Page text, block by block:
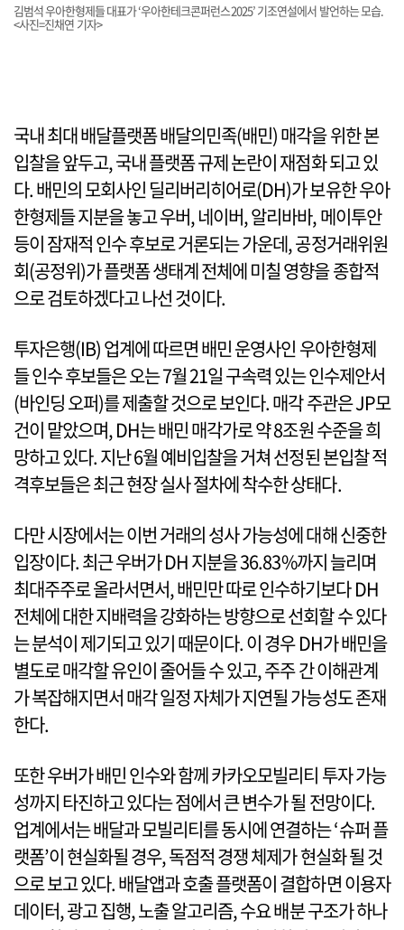
김범석 우아한형제들 대표가 ‘우아한테크콘퍼런스2025’ 기조연설에서 발언하는 모습.
<사진=진채연 기자>
국내 최대 배달플랫폼 배달의민족(배민) 매각을 위한 본
입찰을 앞두고, 국내 플랫폼 규제 논란이 재점화 되고 있
다. 배민의 모회사인 딜리버리히어로(DH)가 보유한 우아
한형제들 지분을 놓고 우버, 네이버, 알리바바, 메이투안
등이 잠재적 인수 후보로 거론되는 가운데, 공정거래위원
회(공정위)가 플랫폼 생태계 전체에 미칠 영향을 종합적
으로 검토하겠다고 나선 것이다.
투자은행(IB) 업계에 따르면 배민 운영사인 우아한형제
들 인수 후보들은 오는 7월 21일 구속력 있는 인수제안서
(바인딩 오퍼)를 제출할 것으로 보인다. 매각 주관은 JP모
건이 맡았으며, DH는 배민 매각가로 약 8조원 수준을 희
망하고 있다. 지난 6월 예비입찰을 거쳐 선정된 본입찰 적
격후보들은 최근 현장 실사 절차에 착수한 상태다.
다만 시장에서는 이번 거래의 성사 가능성에 대해 신중한
입장이다. 최근 우버가 DH 지분을 36.83%까지 늘리며
최대주주로 올라서면서, 배민만 따로 인수하기보다 DH
전체에 대한 지배력을 강화하는 방향으로 선회할 수 있다
는 분석이 제기되고 있기 때문이다. 이 경우 DH가 배민을
별도로 매각할 유인이 줄어들 수 있고, 주주 간 이해관계
가 복잡해지면서 매각 일정 자체가 지연될 가능성도 존재
한다.
또한 우버가 배민 인수와 함께 카카오모빌리티 투자 가능
성까지 타진하고 있다는 점에서 큰 변수가 될 전망이다.
업계에서는 배달과 모빌리티를 동시에 연결하는 ‘슈퍼 플
랫폼’이 현실화될 경우, 독점적 경쟁 체제가 현실화 될 것
으로 보고 있다. 배달앱과 호출 플랫폼이 결합하면 이용자
데이터, 광고 집행, 노출 알고리즘, 수요 배분 구조가 하나